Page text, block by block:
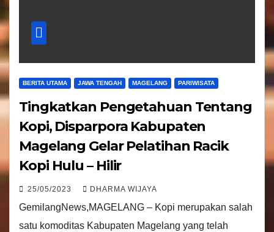
BERITA UTAMA JAWA TENGAH MAGELANG PARIWISATA
Tingkatkan Pengetahuan Tentang
Kopi, Disparpora Kabupaten
Magelang Gelar Pelatihan Racik
Kopi Hulu – Hilir
25/05/2023 DHARMA WIJAYA
GemilangNews,MAGELANG – Kopi merupakan salah
satu komoditas Kabupaten Magelang yang telah